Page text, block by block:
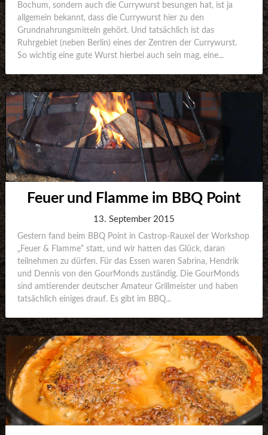
Bochum, sondern auch die Currywurst besungen hat, ist ja
allgemein bekannt, dass die Currywurst hier zu den
Grundnahrungsmitteln gehört. Und tatsächlich ist das
Ruhrgebiet (neben Berlin) eines der Zentren der Currywurst.
So wichtig eine gute Wurst hierbei auch sein mag, eine...
Feuer und Flamme im BBQ Point
13. September 2015
Gestern fand beim BBQ Point in Castrop-Rauxel der Workshop
„Feuer & Flamme“ statt, und wir hatten das Glück, daran
teilnehmen zu dürfen. Für das Essen waren Sabrina, Hendrik
und Dennis von den GourMonds zuständig. Die GourMonds
sind amtierender deutscher Amateur Grillmeister und haben
tatsächlich einiges drauf. Es gibt im BBQ...